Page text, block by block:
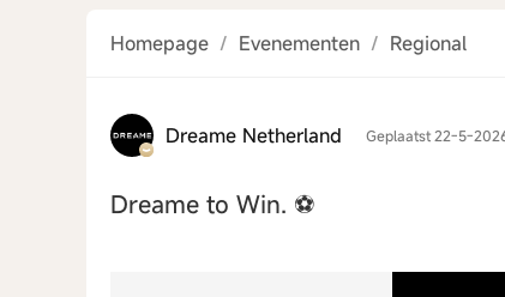
Homepage / Evenementen / Regional
Dreame Netherland Geplaatst 22-5-
Dreame to Win. ⚽